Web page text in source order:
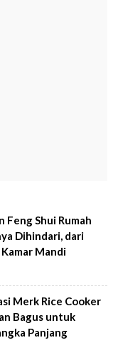
Feng Shui Rumah
Dihindari, dari
Mandi
Merk Rice Cooker
Bagus untuk
Panjang